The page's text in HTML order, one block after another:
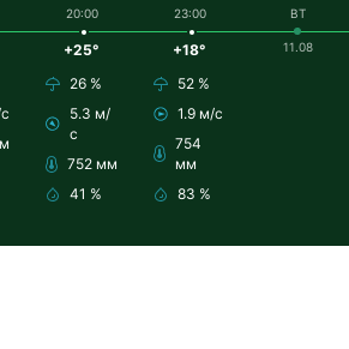
20:00
+25°
26 %
5.3 м/
с
752 мм
41 %
23:00
+18°
52 %
1.9 м/с
754
мм
83 %
ВТ
11.08